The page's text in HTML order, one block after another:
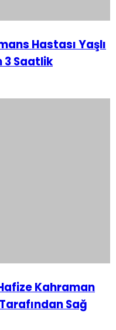
Hastası Yaşlı
3 Saatlik
Kahraman
Sağ